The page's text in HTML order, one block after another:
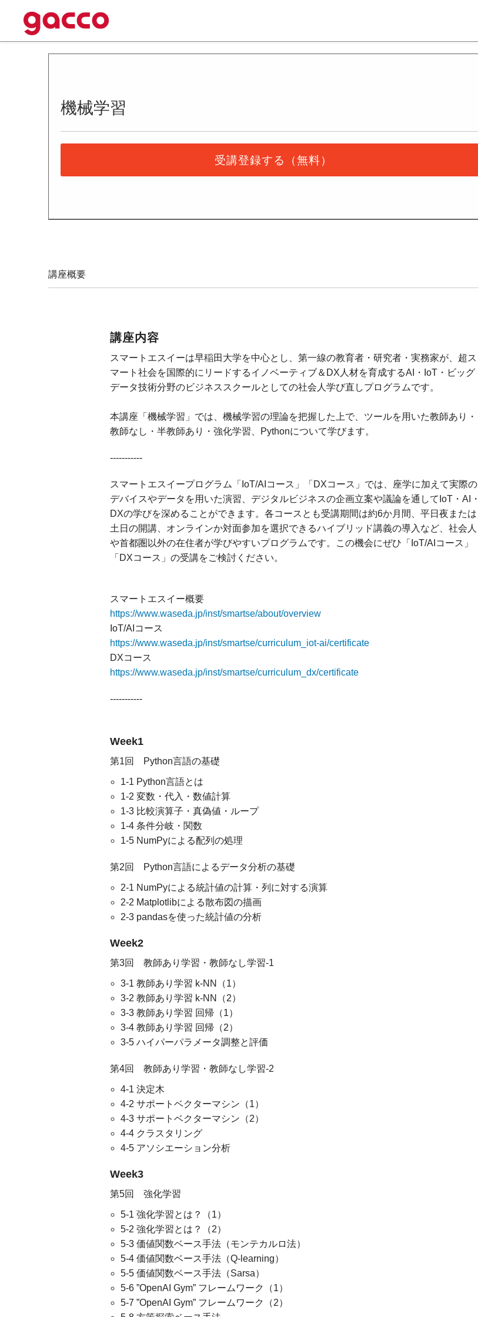
機械学習
受講登録する（無料）
講座概要
講座内容
スマートエスイーは早稲田大学を中心とし、第一線の教育者・研究者・実務家が、超ス
マート社会を国際的にリードするイノベーティブ＆DX人材を育成するAI・IoT・ビッグ
データ技術分野のビジネススクールとしての社会人学び直しプログラムです。
本講座「機械学習」では、機械学習の理論を把握した上で、ツールを用いた教師あり・
教師なし・半教師あり・強化学習、Pythonについて学びます。
-----------
スマートエスイープログラム「IoT/AIコース」「DXコース」では、座学に加えて実際の
デバイスやデータを用いた演習、デジタルビジネスの企画立案や議論を通してIoT・AI・
DXの学びを深めることができます。各コースとも受講期間は約6か月間、平日夜または
土日の開講、オンラインか対面参加を選択できるハイブリッド講義の導入など、社会人
や首都圏以外の在住者が学びやすいプログラムです。この機会にぜひ「IoT/AIコース」
「DXコース」の受講をご検討ください。
スマートエスイー概要
https://www.waseda.jp/inst/smartse/about/overview
IoT/AIコース
https://www.waseda.jp/inst/smartse/curriculum_iot-ai/certificate
DXコース
https://www.waseda.jp/inst/smartse/curriculum_dx/certificate
-----------
Week1
第1回 Python言語の基礎
1-1 Python言語とは
1-2 変数・代入・数値計算
1-3 比較演算子・真偽値・ループ
1-4 条件分岐・関数
1-5 NumPyによる配列の処理
第2回 Python言語によるデータ分析の基礎
2-1 NumPyによる統計値の計算・列に対する演算
2-2 Matplotlibによる散布図の描画
2-3 pandasを使った統計値の分析
Week2
第3回 教師あり学習・教師なし学習-1
3-1 教師あり学習 k-NN（1）
3-2 教師あり学習 k-NN（2）
3-3 教師あり学習 回帰（1）
3-4 教師あり学習 回帰（2）
3-5 ハイパーパラメータ調整と評価
第4回 教師あり学習・教師なし学習-2
4-1 決定木
4-2 サポートベクターマシン（1）
4-3 サポートベクターマシン（2）
4-4 クラスタリング
4-5 アソシエーション分析
Week3
第5回 強化学習
5-1 強化学習とは？（1）
5-2 強化学習とは？（2）
5-3 価値関数ベース手法（モンテカルロ法）
5-4 価値関数ベース手法（Q-learning）
5-5 価値関数ベース手法（Sarsa）
5-6 ”OpenAI Gym” フレームワーク（1）
5-7 ”OpenAI Gym” フレームワーク（2）